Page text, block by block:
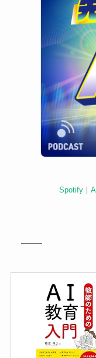
Spotify ｜